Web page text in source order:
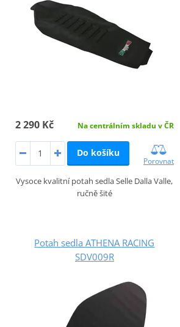
2 290 Kč Na centrálním skladu v ČR
Do košíku
Porovnat
Vysoce kvalitní potah sedla Selle Dalla Valle,
ručně šité
Potah sedla ATHENA RACING
SDV009R